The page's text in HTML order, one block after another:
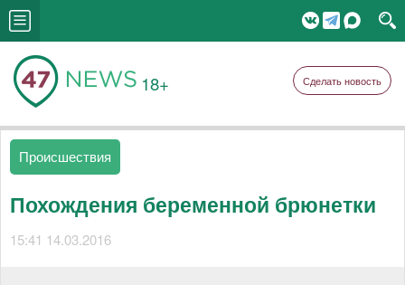
18+ Сделать новость
Происшествия
Похождения беременной брюнетки
15:41 14.03.2016